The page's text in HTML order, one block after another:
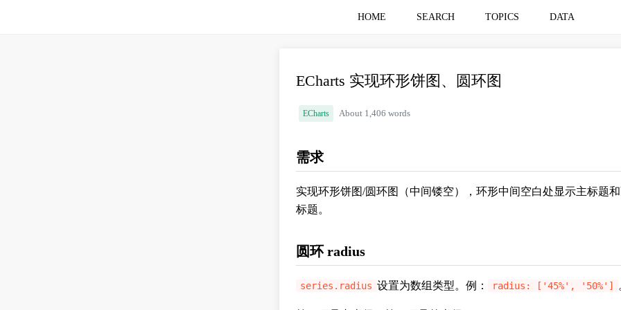
HOME SEARCH TOPICS DATA
ECharts 实现环形饼图、圆环图
ECharts About 1,406 words
需求
实现环形饼图/圆环图（中间镂空），环形中间空白处显示主标题
标题。
圆环 radius
series.radius 设置为数组类型。例： radius: ['45%', '50%']